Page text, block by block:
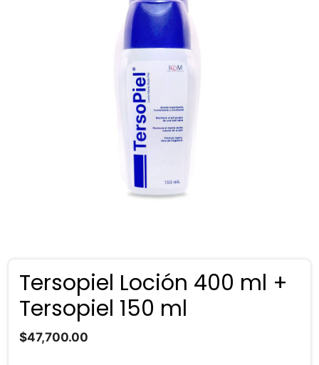
Tersopiel Loción 400 ml +
Tersopiel 150 ml
$47,700.00